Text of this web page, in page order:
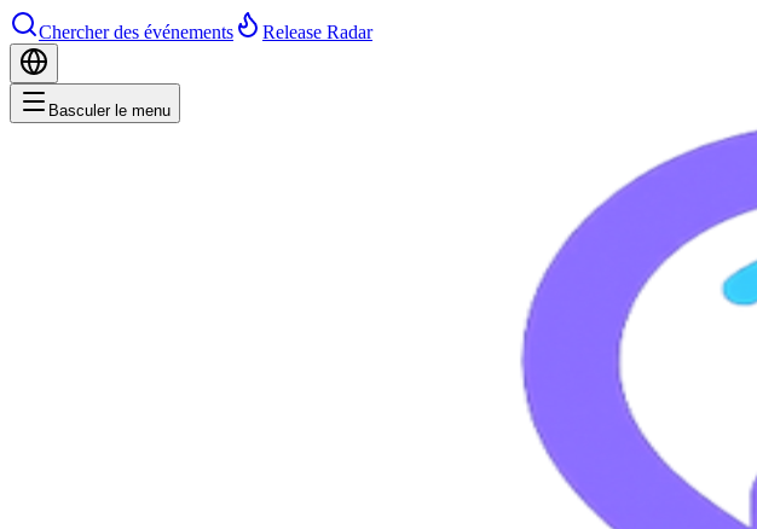
Chercher des événements Release Radar
Basculer le menu